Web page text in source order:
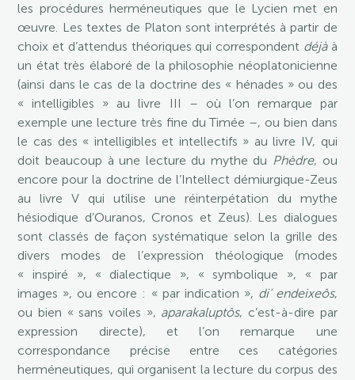
les procédures herméneutiques que le Lycien met en
œuvre. Les textes de Platon sont interprétés à partir de
choix et d’attendus théoriques qui correspondent déjàà
un état très élaboré de la philosophie néoplatonicienne
(ainsi dans le cas de la doctrine des « hénades » ou des
« intelligibles » au livre III – où l’on remarque par
exemple une lecture très fine du Timée –, ou bien dans
le cas des « intelligibles et intellectifs » au livre IV, qui
doit beaucoup à une lecture du mythe du Phèdre, ou
encore pour la doctrine de l’Intellect démiurgique-Zeus
au livre V qui utilise une réinterpétation du mythe
hésiodique d’Ouranos, Cronos et Zeus). Les dialogues
sont classés de façon systématique selon la grille des
divers modes de l’expression théologique (modes
« inspiré », « dialectique », « symbolique », « par
images », ou encore : « par indication », di’ endeixeôs,
ou bien « sans voiles », aparakaluptôs, c’est-à-dire par
expression directe), et l’on remarque une
correspondance précise entre ces catégories
herméneutiques, qui organisent la lecture du corpus des